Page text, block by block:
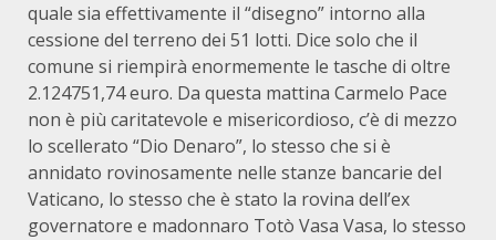
quale sia effettivamente il “disegno” intorno alla
cessione del terreno dei 51 lotti. Dice solo che il
comune si riempirà enormemente le tasche di oltre
2.124751,74 euro. Da questa mattina Carmelo Pace
non è più caritatevole e misericordioso, c’è di mezzo
lo scellerato “Dio Denaro”, lo stesso che si è
annidato rovinosamente nelle stanze bancarie del
Vaticano, lo stesso che è stato la rovina dell’ex
governatore e madonnaro Totò Vasa Vasa, lo stesso